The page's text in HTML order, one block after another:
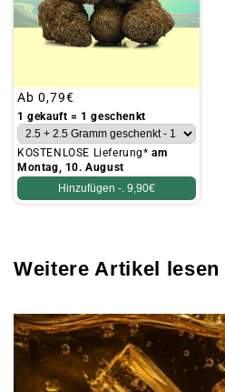
Üblicher
Preis
Ab 0,79€
1 gekauft = 1 geschenkt
KOSTENLOSE Lieferung*am
Montag, 10. August
Hinzufügen -. 9,90€
Weitere Artikel lesen